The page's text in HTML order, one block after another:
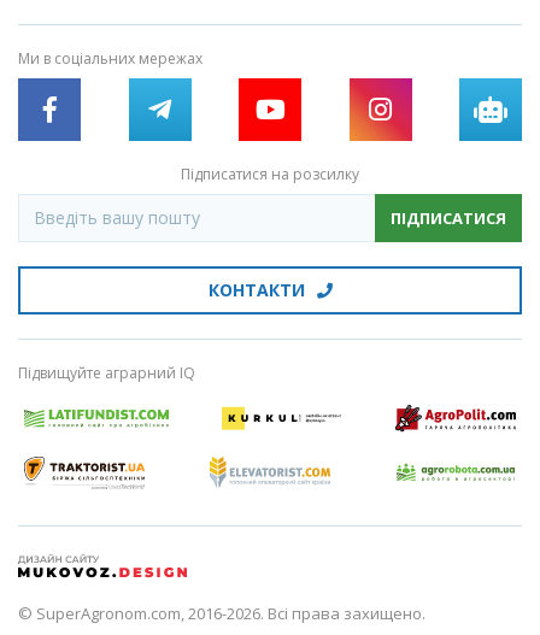
Ми в соціальних мережах
Підписатися на розсилку
ПІДПИСАТИСЯ
КОНТАКТИ
Підвищуйте аграрний IQ
© SuperAgronom.com, 2016-2026. Всі права захищено.